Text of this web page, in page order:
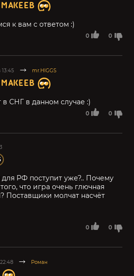
0 0
к вам с ответом :)
mr.HIGGS
0 0
в СНГ в данном случае :)
0 0
РФ поступит уже?.. Почему
что игра очень глючная
Поставщики молчат насчёт
Роман